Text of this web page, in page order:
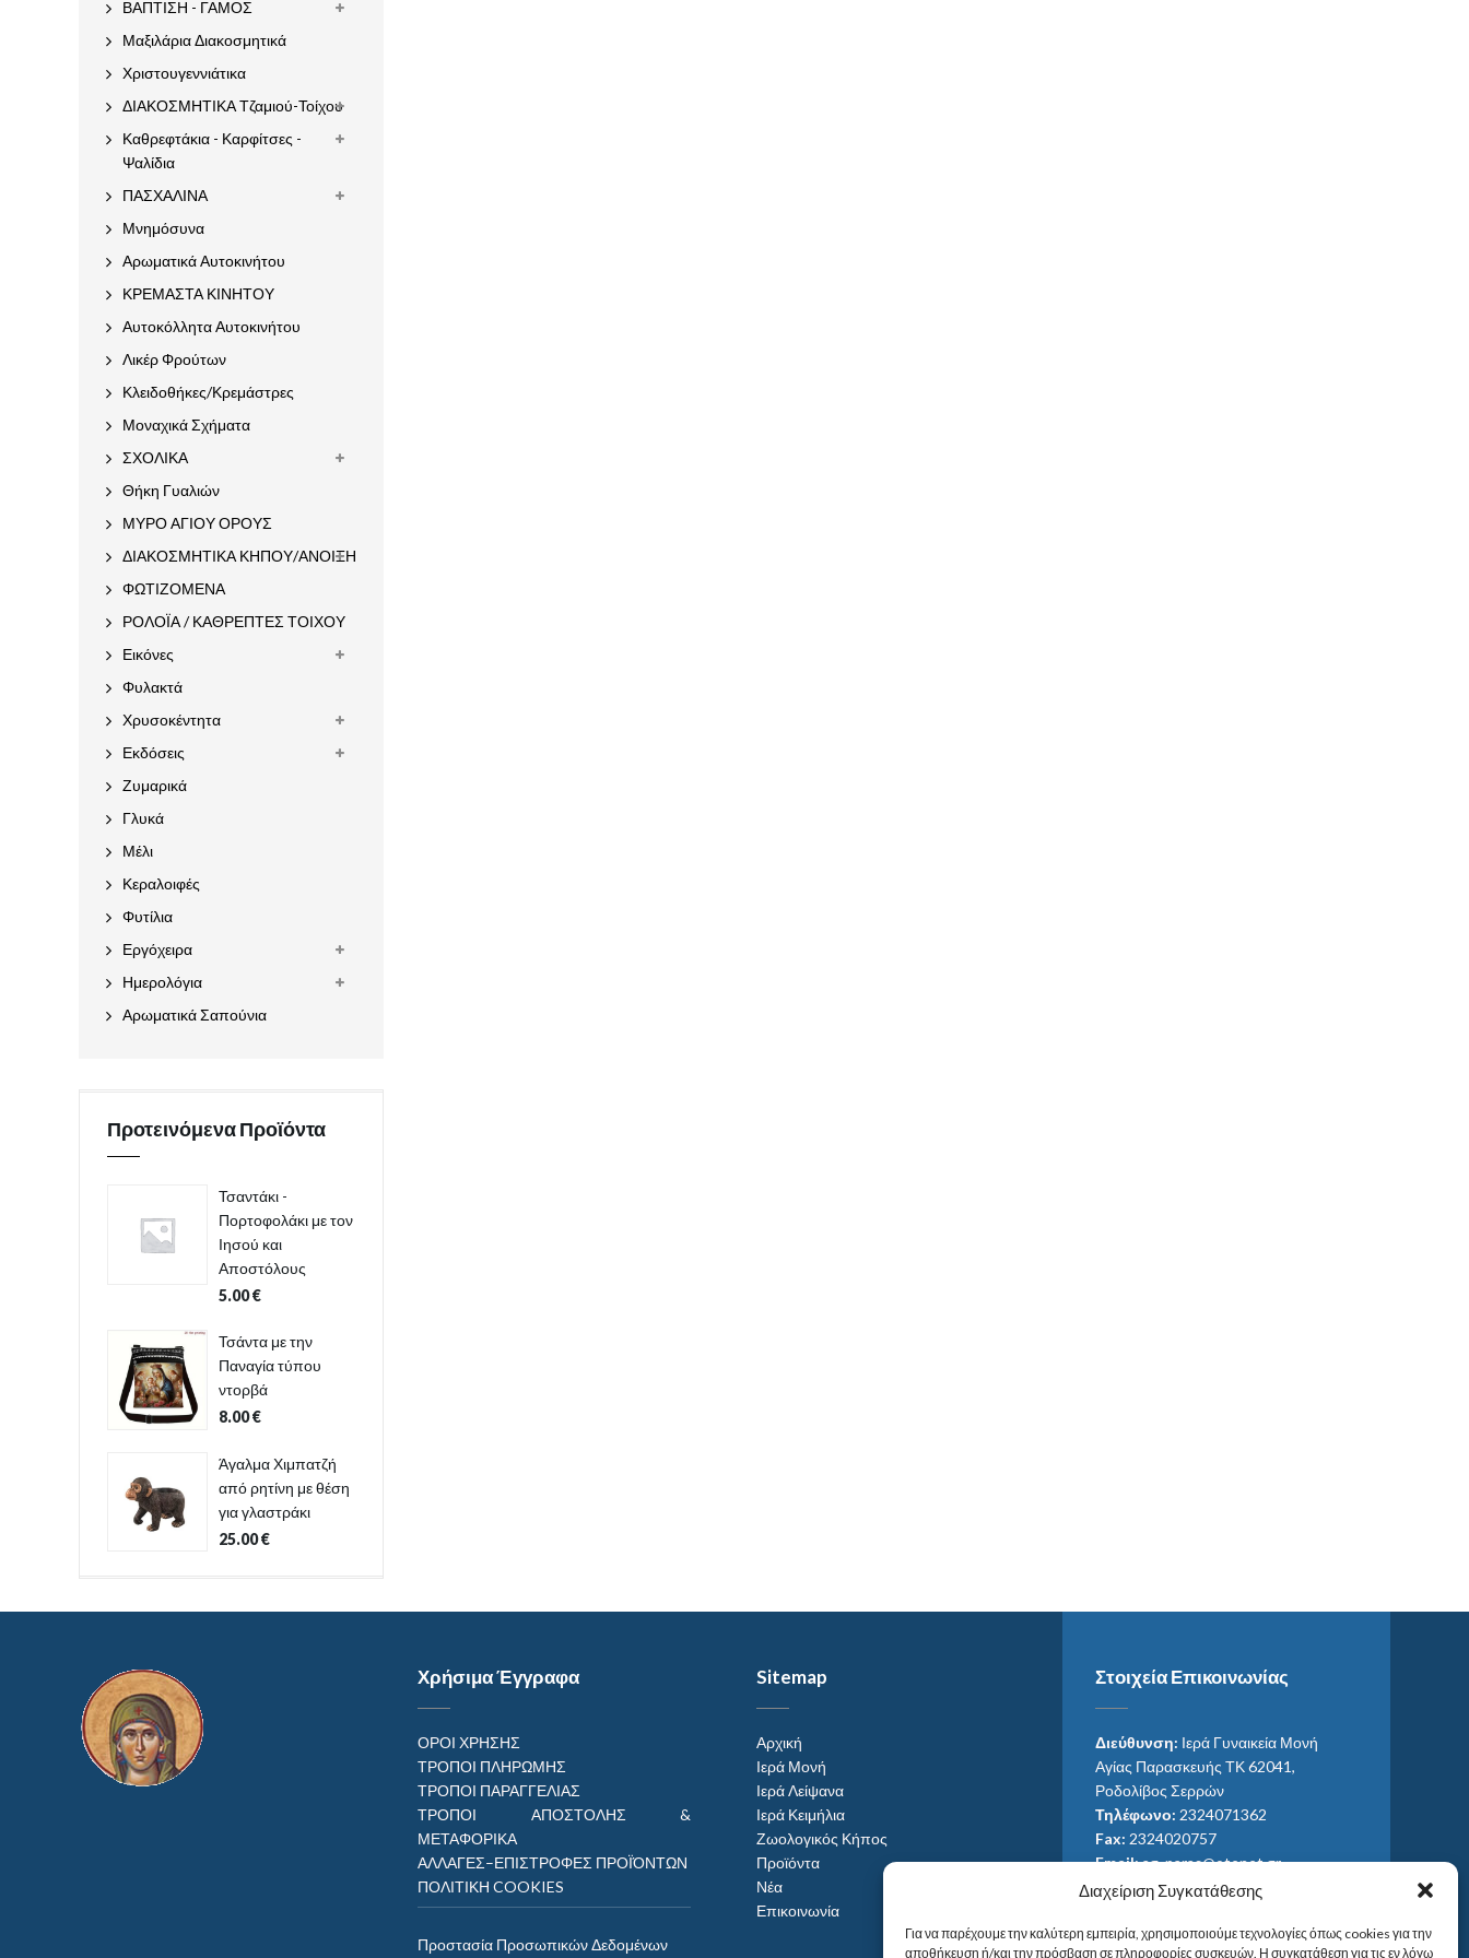
Διαχείριση Συγκατάθεσης
Για να παρέχουμε την καλύτερη εμπειρία, χρησιμοποιούμε τεχνολογίες όπως cookies για την
αποθήκευση ή/και την πρόσβαση σε πληροφορίες συσκευών. Η συγκατάθεση για τις εν λόγω
ΒΑΠΤΙΣΗ - ΓΑΜΟΣ
Μαξιλάρια Διακοσμητικά
Χριστουγεννιάτικα
ΔΙΑΚΟΣΜΗΤΙΚΑ Τζαμιού-Τοίχου
Καθρεφτάκια - Καρφίτσες -
Ψαλίδια
ΠΑΣΧΑΛΙΝΑ
Μνημόσυνα
Αρωματικά Αυτοκινήτου
ΚΡΕΜΑΣΤΑ ΚΙΝΗΤΟΥ
Αυτοκόλλητα Αυτοκινήτου
Λικέρ Φρούτων
Κλειδοθήκες/Κρεμάστρες
Μοναχικά Σχήματα
ΣΧΟΛΙΚΑ
Θήκη Γυαλιών
ΜΥΡΟ ΑΓΙΟΥ ΟΡΟΥΣ
ΔΙΑΚΟΣΜΗΤΙΚΑ ΚΗΠΟΥ/ΑΝΟΙΞΗ
ΦΩΤΙΖΟΜΕΝΑ
ΡΟΛΟΪΑ / ΚΑΘΡΕΠΤΕΣ ΤΟΙΧΟΥ
Εικόνες
Φυλακτά
Χρυσοκέντητα
Εκδόσεις
Ζυμαρικά
Γλυκά
Μέλι
Κεραλοιφές
Φυτίλια
Εργόχειρα
Ημερολόγια
Αρωματικά Σαπούνια
Προτεινόμενα Προϊόντα
Τσαντάκι -
Πορτοφολάκι με τον
Ιησού και
Αποστόλους
5.00€
Τσάντα με την
Παναγία τύπου
ντορβά
8.00€
Άγαλμα Χιμπατζή
από ρητίνη με θέση
για γλαστράκι
25.00€
Χρήσιμα Έγγραφα
ΟΡΟΙ ΧΡΗΣΗΣ
ΤΡΟΠΟΙ ΠΛΗΡΩΜΗΣ
ΤΡΟΠΟΙ ΠΑΡΑΓΓΕΛΙΑΣ
ΤΡΟΠΟΙ ΑΠΟΣΤΟΛΗΣ &
ΜΕΤΑΦΟΡΙΚΑ
ΑΛΛΑΓΕΣ–ΕΠΙΣΤΡΟΦΕΣ ΠΡΟΪΌΝΤΩΝ
ΠΟΛΙΤΙΚΗ COOKIES
Προστασία Προσωπικών Δεδομένων
Sitemap
Αρχική
Ιερά Μονή
Ιερά Λείψανα
Ιερά Κειμήλια
Ζωολογικός Κήπος
Προϊόντα
Νέα
Επικοινωνία
Στοιχεία Επικοινωνίας
Διεύθυνση: Ιερά Γυναικεία Μονή
Αγίας Παρασκευής ΤΚ 62041,
Ροδολίβος Σερρών
Τηλέφωνο: 2324071362
Fax: 2324020757
Email:ag_paras@otenet.gr
Email:info@im-agparaskevis.gr
Από ανατολή έως και δύση του ηλίου.